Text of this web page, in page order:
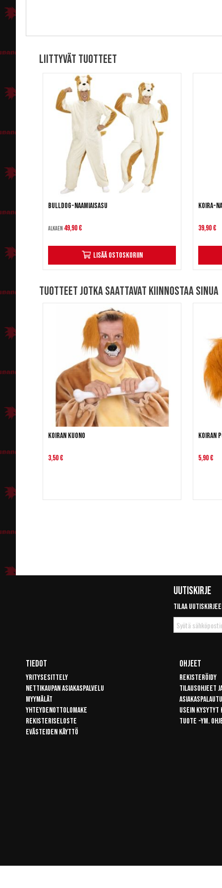
Liittyvät tuotteet
Bulldog-naamiaisasu
Alkaen 49,90 €
Lisää ostoskoriin
Koira-
39,90 €
Tuotteet jotka saattavat kiinnostaa sinua
Koiran kuono
3,50 €
Koiran
5,90 €
Uutiskirje
Tilaa
Tilaa
uutiskirje
Tiedot
Yritysesittely
Nettikaupan asiakaspalvelu
Myymälät
Yhteydenottolomake
Rekisteriseloste
Evästeiden käyttö
Ohjeet
Rekisteröidy
Tilausohjeet
Usein kysytyt
Tuote -ym.